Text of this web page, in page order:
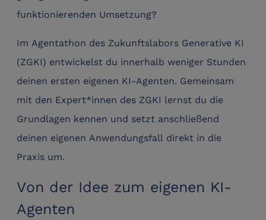
funktionierenden Umsetzung?
Im Agentathon des Zukunftslabors Generative KI
(ZGKI) entwickelst du innerhalb weniger Stunden
deinen ersten eigenen KI-Agenten. Gemeinsam
mit den Expert*innen des ZGKI lernst du die
Grundlagen kennen und setzt anschließend
deinen eigenen Anwendungsfall direkt in die
Praxis um.
Von der Idee zum eigenen KI-
Agenten